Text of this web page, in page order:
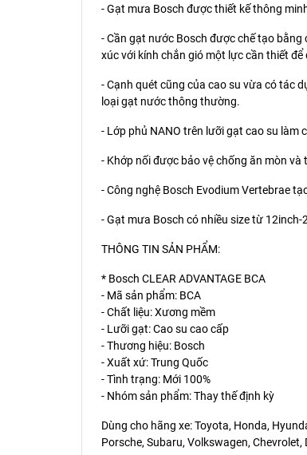
- Gạt mưa Bosch được thiết kế thông
- Cần gạt nước Bosch được chế tạo
xúc với kính chắn gió một lực cần thiết
- Cạnh quét cũng của cao su vừa có tác
loại gạt nước thông thường.
- Lớp phủ NANO trên lưỡi gạt cao su làm
- Khớp nối được bảo vệ chống ăn mòn
- Công nghệ Bosch Evodium Vertebrae
- Gạt mưa Bosch có nhiều size từ
THÔNG TIN SẢN PHẨM:
* Bosch CLEAR ADVANTAGE BCA
- Mã sản phẩm: BCA
- Chất liệu: Xương mềm
- Lưỡi gạt: Cao su cao cấp
- Thương hiệu: Bosch
- Xuất xứ: Trung Quốc
- Tình trạng: Mới 100%
- Nhóm sản phẩm: Thay thế định kỳ
Dùng cho hãng xe: Toyota, Honda,
Porsche, Subaru, Volkswagen, Chevrolet,